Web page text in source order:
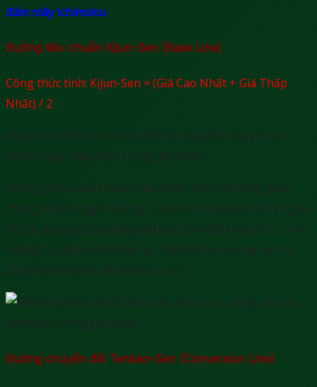
đám mây Ichimoku
Đường tiêu chuẩn Kijun-Sen (Base Line)
Công thức tính: Kijun-Sen = (Giá Cao Nhất + Giá Thấp
Nhất) / 2
Kijun-sen sẽ được tính là điểm trung bình của giá cao
nhất và giá thấp nhất trong 26 phiên.
Đường tiêu chuẩn Base Line được xem là đường quan
trọng nhất trong 5 đường của chỉ số Ichimoku với ý nghĩa
mô tả vùng giá cân bằng dài hạn, cho thấy mức hỗ trợ và
kháng cự chính, xác nhận sự thay đổi xu hướng và còn
được dùng để vào lệnh Stop Loss.
Đường chuyển đổi Tenkan-Sen (Conversion Line)